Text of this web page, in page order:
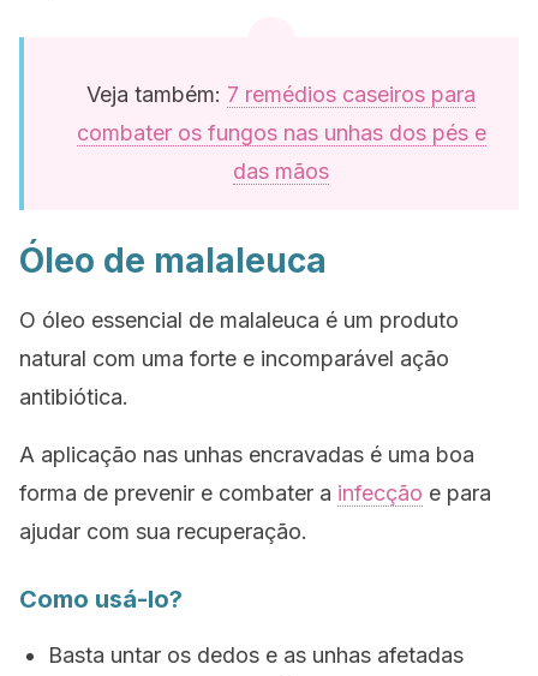
Veja também: 7 remédios caseiros para
combater os fungos nas unhas dos pés e
das mãos
Óleo de malaleuca
O óleo essencial de malaleuca é um produto
natural com uma forte e incomparável ação
antibiótica.
A aplicação nas unhas encravadas é uma boa
forma de prevenir e combater a infecção e para
ajudar com sua recuperação.
Como usá-lo?
Basta untar os dedos e as unhas afetadas